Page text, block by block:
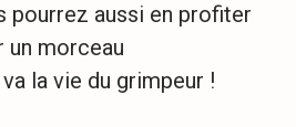
pourrez aussi en profiter
un morceau
la vie du grimpeur !